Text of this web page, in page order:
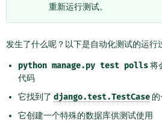
重新运行测试。
发生了什么呢？以下是自动化测试的运行
python manage.py test polls将
代码
它找到了 django.test.TestCase
它创建一个特殊的数据库供测试使用